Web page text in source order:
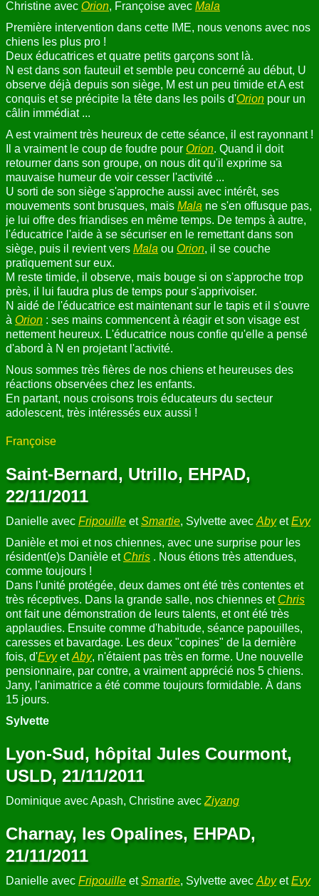
Christine avec Orion, Françoise avec Mala
Première intervention dans cette IME, nous venons avec nos
chiens les plus pro !
Deux éducatrices et quatre petits garçons sont là.
N est dans son fauteuil et semble peu concerné au début, U
observe déjà depuis son siège, M est un peu timide et A est
conquis et se précipite la tête dans les poils d'Orion pour un
câlin immédiat ...
A est vraiment très heureux de cette séance, il est rayonnant !
Il a vraiment le coup de foudre pour Orion. Quand il doit
retourner dans son groupe, on nous dit qu'il exprime sa
mauvaise humeur de voir cesser l'activité ...
U sorti de son siège s'approche aussi avec intérêt, ses
mouvements sont brusques, mais Mala ne s'en offusque pas,
je lui offre des friandises en même temps. De temps à autre,
l'éducatrice l'aide à se sécuriser en le remettant dans son
siège, puis il revient vers Mala ou Orion, il se couche
pratiquement sur eux.
M reste timide, il observe, mais bouge si on s'approche trop
près, il lui faudra plus de temps pour s'apprivoiser.
N aidé de l'éducatrice est maintenant sur le tapis et il s'ouvre
à Orion : ses mains commencent à réagir et son visage est
nettement heureux. L'éducatrice nous confie qu'elle a pensé
d'abord à N en projetant l'activité.
Nous sommes très fières de nos chiens et heureuses des
réactions observées chez les enfants.
En partant, nous croisons trois éducateurs du secteur
adolescent, très intéressés eux aussi !
Françoise
Saint-Bernard, Utrillo, EHPAD,
22/11/2011
Danielle avec Fripouille etSmartie, Sylvette avec AbyetEvy
Danièle et moi et nos chiennes, avec une surprise pour les
résident(e)s Danièle et Chris . Nous étions très attendues,
comme toujours !
Dans l'unité protégée, deux dames ont été très contentes et
très réceptives. Dans la grande salle, nos chiennes et Chris
ont fait une démonstration de leurs talents, et ont été très
applaudies. Ensuite comme d'habitude, séance papouilles,
caresses et bavardage. Les deux "copines" de la dernière
fois, d'EvyetAby, n'étaient pas très en forme. Une nouvelle
pensionnaire, par contre, a vraiment apprécié nos 5 chiens.
Jany, l'animatrice a été comme toujours formidable. À dans
15 jours.
Sylvette
Lyon-Sud, hôpital Jules Courmont,
USLD, 21/11/2011
Dominique avec Apash, Christine avec Ziyang
Charnay, les Opalines, EHPAD,
21/11/2011
Danielle avec Fripouille etSmartie, Sylvette avec AbyetEvy